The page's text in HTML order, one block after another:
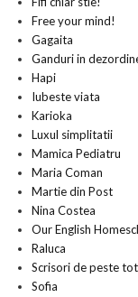
Free your mind!
Gagaita
Ganduri in
Hapi
Iubeste viata
Karioka
Luxul simplitatii
Mamica Pediatru
Maria Coman
Martie din Post
Nina Costea
Our English
Raluca
Scrisori de peste tot
Sofia